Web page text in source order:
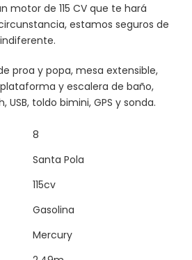
motor de 115 CV que te hará
estamos seguros de
proa y popa, mesa extensible,
y escalera de baño,
toldo bimini, GPS y sonda.
8
Santa Pola
115cv
Gasolina
Mercury